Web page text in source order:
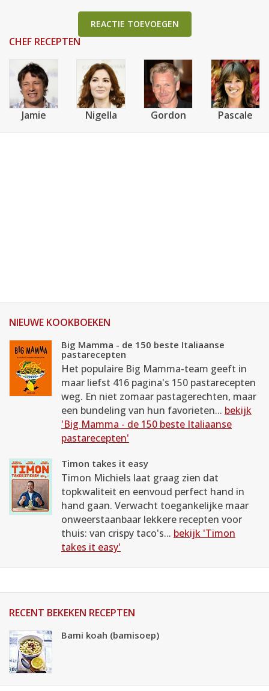
REACTIE TOEVOEGEN
CHEF RECEPTEN
Jamie Nigella Gordon Pascale
NIEUWE KOOKBOEKEN
Big Mamma - de 150 beste Italiaanse
pastarecepten
Het populaire Big Mamma-team geeft in
maar liefst 416 pagina's 150 pastarecepten
weg. En niet zomaar pastagerechten, maar
een bundeling van hun favorieten... bekijk
'Big Mamma - de 150 beste Italiaanse
pastarecepten'
Timon takes it easy
Timon Michiels laat graag zien dat
topkwaliteit en eenvoud perfect hand in
hand gaan. Verwacht toegankelijke maar
onweerstaanbaar lekkere recepten voor
thuis: van crispy taco's... bekijk 'Timon
takes it easy'
RECENT BEKEKEN RECEPTEN
Bami koah (bamisoep)